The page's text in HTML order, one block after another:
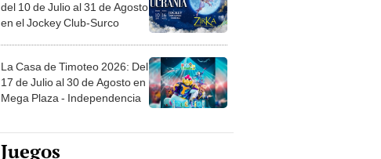
del 10 de Julio al 31 de Agosto
en el Jockey Club-Surco
La Casa de Timoteo 2026: Del
17 de Julio al 30 de Agosto en
Mega Plaza - Independencia
Juegos